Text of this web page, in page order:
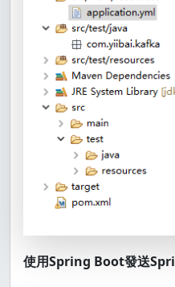
</dependency
<!-- testing
<dependency
<groupId>
<
</dependency
<dependency
<
<
</dependencies>
使用Spring Boot發送